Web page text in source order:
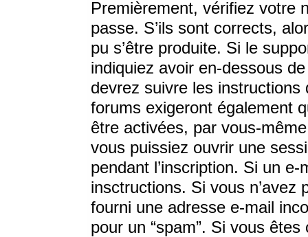
Premièrement, vérifiez votre
passe. S’ils sont corrects,
pu s’être produite. Si le
indiquiez avoir en-dessous
devrez suivre les
forums exigeront également
être activées, par vous-
vous puissiez ouvrir une
pendant l’inscription. Si un
insctructions. Si vous n’avez
fourni une adresse e-mail
pour un “spam”. Si vous